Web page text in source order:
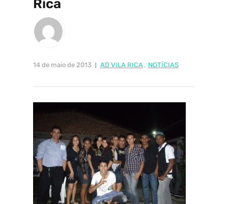
Rica
14 de maio de 2013 AD VILA RICA , NOTÍCIAS